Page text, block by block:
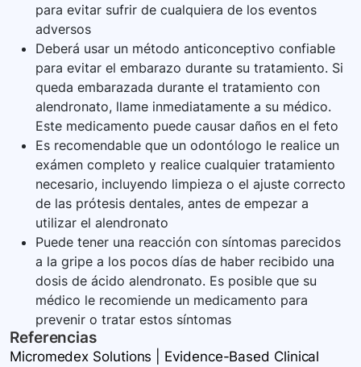
para evitar sufrir de cualquiera de los eventos
adversos
Deberá usar un método anticonceptivo confiable
para evitar el embarazo durante su tratamiento. Si
queda embarazada durante el tratamiento con
alendronato, llame inmediatamente a su médico.
Este medicamento puede causar daños en el feto
Es recomendable que un odontólogo le realice un
exámen completo y realice cualquier tratamiento
necesario, incluyendo limpieza o el ajuste correcto
de las prótesis dentales, antes de empezar a
utilizar el alendronato
Puede tener una reacción con síntomas parecidos
a la gripe a los pocos días de haber recibido una
dosis de ácido alendronato. Es posible que su
médico le recomiende un medicamento para
prevenir o tratar estos síntomas
Referencias
Micromedex Solutions | Evidence-Based Clinical